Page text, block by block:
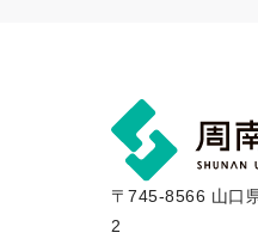
〒745-8566 山口
2